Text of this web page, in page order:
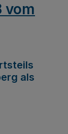
vom
als